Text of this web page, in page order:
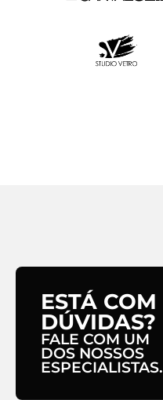
ESTÁ COM
DÚVIDAS?
FALE COM UM
DOS NOSSOS
ESPECIALISTAS.